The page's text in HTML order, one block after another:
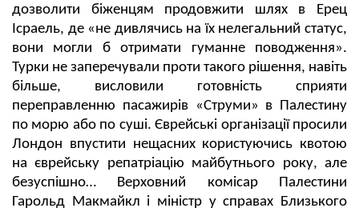
дозволити біженцям продовжити шлях в Ерец
Ісраель, де «не дивлячись на їх нелегальний статус,
вони могли б отримати гуманне поводження».
Турки не заперечували проти такого рішення, навіть
більше, висловили готовність сприяти
переправленню пасажирів «Струми» в Палестину
по морю або по суші. Єврейські організації просили
Лондон впустити нещасних користуючись квотою
на єврейську репатріацію майбутнього року, але
безуспішно… Верховний комісар Палестини
Гарольд Макмайкл і міністр у справах Близького